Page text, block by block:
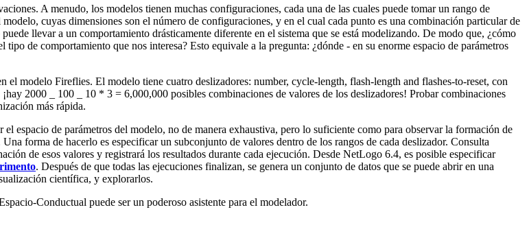
A menudo, los modelos tienen muchas configuraciones, cada una de las cuales puede tomar un rango de
cuyas dimensiones son el número de configuraciones, y en el cual cada punto es una combinación particular de
llevar a un comportamiento drásticamente diferente en el sistema que se está modelizando. De modo que, ¿cómo
de comportamiento que nos interesa? Esto equivale a la pregunta: ¿dónde - en su enorme espacio de parámetros
el modelo Fireflies. El modelo tiene cuatro deslizadores: number, cycle-length, flash-length and flashes-to-reset, con
2000 _ 100 _ 10 * 3 = 6,000,000 posibles combinaciones de valores de los deslizadores! Probar combinaciones
más rápida.
espacio de parámetros del modelo, no de manera exhaustiva, pero lo suficiente como para observar la formación de
forma de hacerlo es especificar un subconjunto de valores dentro de los rangos de cada deslizador. Consulta
de esos valores y registrará los resultados durante cada ejecución. Desde NetLogo 6.4, es posible especificar
. Después de que todas las ejecuciones finalizan, se genera un conjunto de datos que se puede abrir en una
científica, y explorarlos.
Conductual puede ser un poderoso asistente para el modelador.